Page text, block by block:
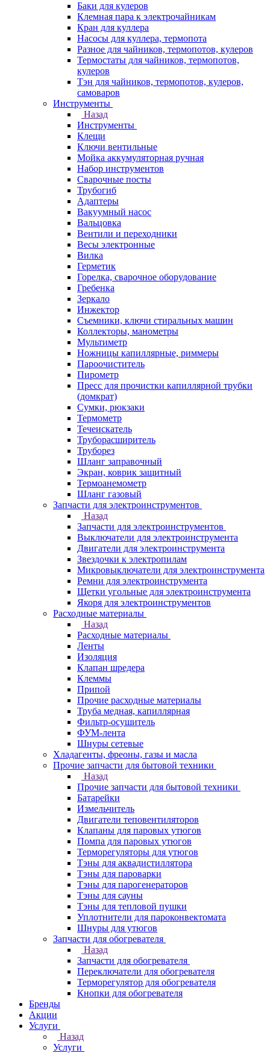
Баки для кулеров
Клемная пара к электрочайникам
Кран для куллера
Насосы для куллера, термопота
Разное для чайников, термопотов, кулеров
Термостаты для чайников, термопотов,
кулеров
Тэн для чайников, термопотов, кулеров,
самоваров
Инструменты
Назад
Инструменты
Клещи
Ключи вентильные
Мойка аккумуляторная ручная
Набор инструментов
Сварочные посты
Трубогиб
Aдаптеры
Вакуумный насос
Вальцовка
Вентили и переходники
Весы электронные
Вилка
Герметик
Горелка, сварочное оборудование
Гребенка
Зеркало
Инжектор
Съемники, ключи стиральных машин
Коллекторы, манометры
Мультиметр
Ножницы капиллярные, риммеры
Пароочиститель
Пирометр
Пресс для прочистки капиллярной трубки
(домкрат)
Сумки, рюкзаки
Термометр
Течеискатель
Труборасширитель
Труборез
Шланг заправочный
Экран, коврик защитный
Термоанемометр
Шланг газовый
Запчасти для электроинструментов
Назад
Запчасти для электроинструментов
Выключатели для электроинструмента
Двигатели для электроинструмента
Звездочки к электропилам
Микровыключатели для электроинструмента
Ремни для электроинструмента
Щетки угольные для электроинструмента
Якоря для электроинструментов
Расходные материалы
Назад
Расходные материалы
Ленты
Изоляция
Клапан шредера
Клеммы
Припой
Прочие расходные материалы
Труба медная, капиллярная
Фильтр-осушитель
ФУМ-лента
Шнуры сетевые
Хладагенты, фреоны, газы и масла
Прочие запчасти для бытовой техники
Назад
Прочие запчасти для бытовой техники
Батарейки
Измельчитель
Двигатели теповентиляторов
Клапаны для паровых утюгов
Помпа для паровых утюгов
Терморегуляторы для утюгов
Тэны для аквадистиллятора
Тэны для пароварки
Тэны для парогенераторов
Тэны для сауны
Тэны для тепловой пушки
Уплотнители для пароконвектомата
Шнуры для утюгов
Запчасти для обогревателя
Назад
Запчасти для обогревателя
Переключатели для обогревателя
Терморегулятор для обогревателя
Кнопки для обогревателя
Бренды
Акции
Услуги
Назад
Услуги